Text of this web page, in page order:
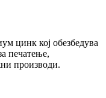
цинк кој обезбедува
печатење,
производи.